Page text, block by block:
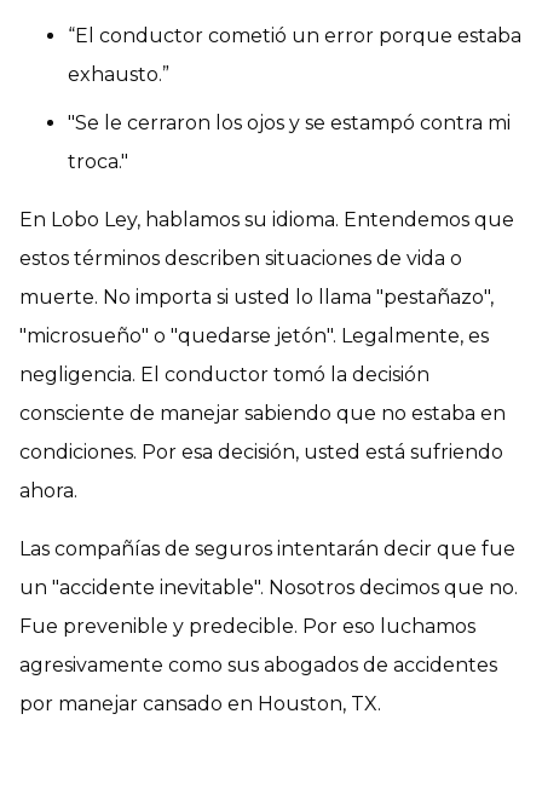
“El conductor cometió un error porque estaba
exhausto.”
"Se le cerraron los ojos y se estampó contra mi
troca."
En Lobo Ley, hablamos su idioma. Entendemos que
estos términos describen situaciones de vida o
muerte. No importa si usted lo llama "pestañazo",
"microsueño" o "quedarse jetón". Legalmente, es
negligencia. El conductor tomó la decisión
consciente de manejar sabiendo que no estaba en
condiciones. Por esa decisión, usted está sufriendo
ahora.
Las compañías de seguros intentarán decir que fue
un "accidente inevitable". Nosotros decimos que no.
Fue prevenible y predecible. Por eso luchamos
agresivamente como sus abogados de accidentes
por manejar cansado en Houston, TX.